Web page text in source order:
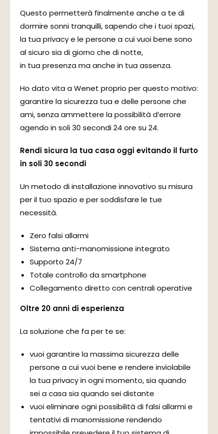
Questo permetterà finalmente anche a te di
dormire sonni tranquilli, sapendo che i tuoi spazi,
la tua privacy e le persone a cui vuoi bene sono
al sicuro sia di giorno che di notte,
in tua presenza ma anche in tua assenza.
Ho dato vita a Wenet proprio per questo motivo:
garantire la sicurezza tua e delle persone che
ami, senza ammettere la possibilità d’errore
agendo in soli 30 secondi 24 ore su 24.
Rendi sicura la tua casa oggi evitando il furto
in soli 30 secondi
Un metodo di installazione innovativo su misura
per il tuo spazio e per soddisfare le tue
necessità.
Zero falsi allarmi
Sistema anti-manomissione integrato
Supporto 24/7
Totale controllo da smartphone
Collegamento diretto con centrali operative
Oltre 20 anni di esperienza
La soluzione che fa per te se:
vuoi garantire la massima sicurezza delle
persone a cui vuoi bene e rendere inviolabile
la tua privacy in ogni momento, sia quando
sei a casa sia quando sei distante
vuoi eliminare ogni possibilità di falsi allarmi e
tentativi di manomissione rendendo